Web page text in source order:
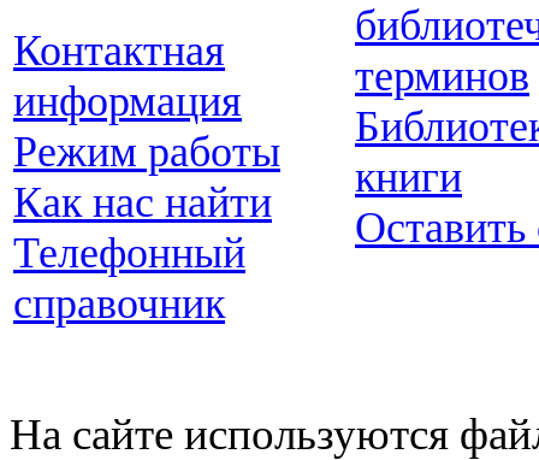
Контактная
информация
Режим работы
Как нас найти
Телефонный
справочник
терминов
книги
Оставить
На сайте используются